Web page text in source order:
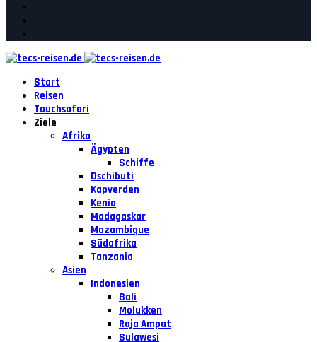
Start
Reisen
Tauchsafari
Ziele
Afrika
Ägypten
Schiffe
Dschibuti
Kapverden
Kenia
Madagaskar
Mozambique
Südafrika
Tanzania
Asien
Indonesien
Bali
Molukken
Raja Ampat
Sulawesi